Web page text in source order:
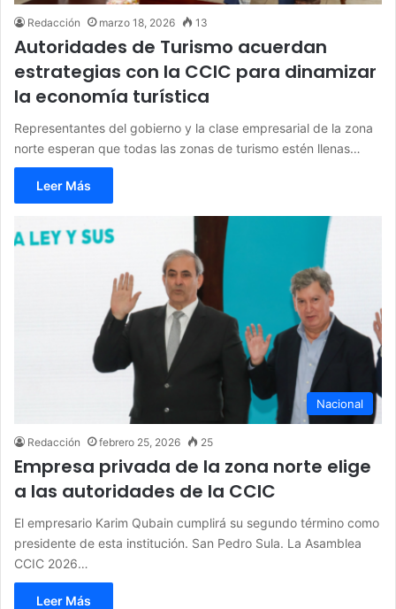
Redacción marzo 18, 2026 13
Autoridades de Turismo acuerdan
estrategias con la CCIC para dinamizar
la economía turística
Representantes del gobierno y la clase empresarial de la zona
norte esperan que todas las zonas de turismo estén llenas…
Leer Más
Nacional
Redacción febrero 25, 2026 25
Empresa privada de la zona norte elige
a las autoridades de la CCIC
El empresario Karim Qubain cumplirá su segundo término como
presidente de esta institución. San Pedro Sula. La Asamblea
CCIC 2026…
Leer Más